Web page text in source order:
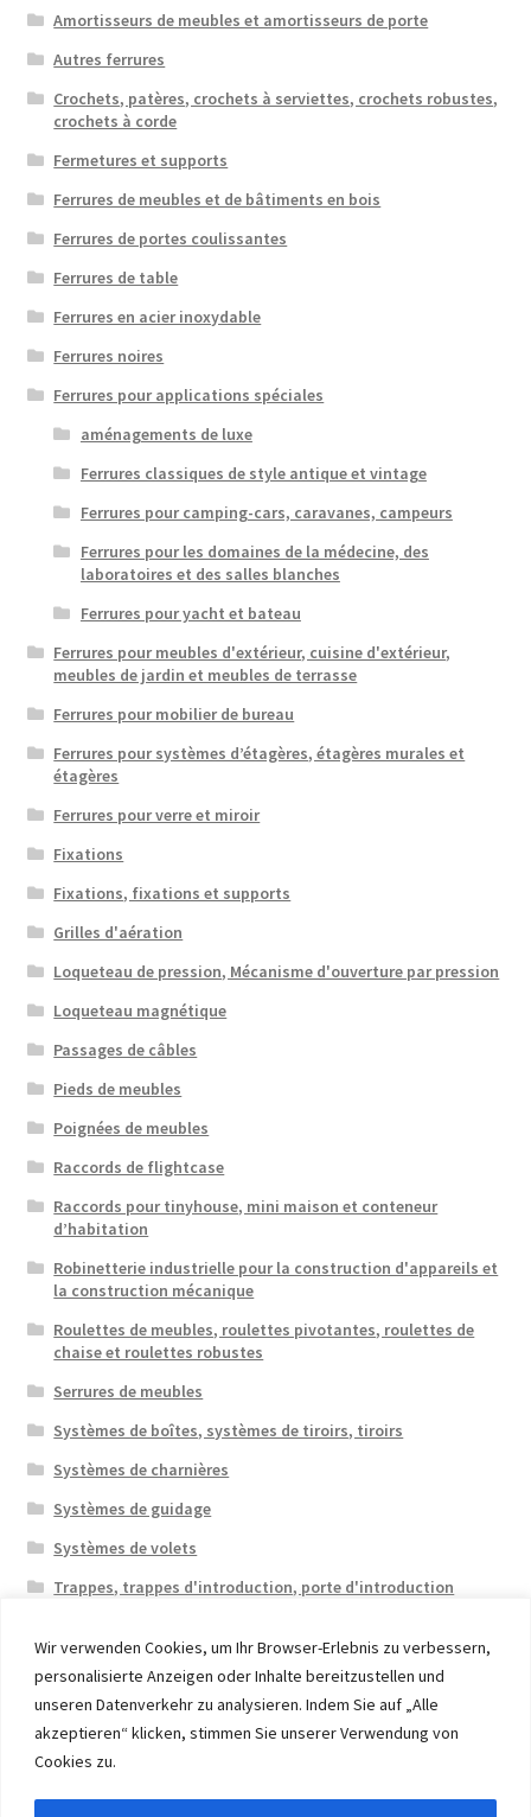
Wir verwenden Cookies, um Ihr Browser-Erlebnis zu verbessern,
personalisierte Anzeigen oder Inhalte bereitzustellen und
unseren Datenverkehr zu analysieren. Indem Sie auf „Alle
akzeptieren“ klicken, stimmen Sie unserer Verwendung von
Cookies zu.
Amortisseurs de meubles et amortisseurs de porte
Autres ferrures
Crochets, patères, crochets à serviettes, crochets robustes,
crochets à corde
Fermetures et supports
Ferrures de meubles et de bâtiments en bois
Ferrures de portes coulissantes
Ferrures de table
Ferrures en acier inoxydable
Ferrures noires
Ferrures pour applications spéciales
aménagements de luxe
Ferrures classiques de style antique et vintage
Ferrures pour camping-cars, caravanes, campeurs
Ferrures pour les domaines de la médecine, des
laboratoires et des salles blanches
Ferrures pour yacht et bateau
Ferrures pour meubles d'extérieur, cuisine d'extérieur,
meubles de jardin et meubles de terrasse
Ferrures pour mobilier de bureau
Ferrures pour systèmes d’étagères, étagères murales et
étagères
Ferrures pour verre et miroir
Fixations
Fixations, fixations et supports
Grilles d'aération
Loqueteau de pression, Mécanisme d'ouverture par pression
Loqueteau magnétique
Passages de câbles
Pieds de meubles
Poignées de meubles
Raccords de flightcase
Raccords pour tinyhouse, mini maison et conteneur
d’habitation
Robinetterie industrielle pour la construction d'appareils et
la construction mécanique
Roulettes de meubles, roulettes pivotantes, roulettes de
chaise et roulettes robustes
Serrures de meubles
Systèmes de boîtes, systèmes de tiroirs, tiroirs
Systèmes de charnières
Systèmes de guidage
Systèmes de volets
Trappes, trappes d'introduction, porte d'introduction
© 2026 Eruon Trade UG, Germany, member of the ERUON